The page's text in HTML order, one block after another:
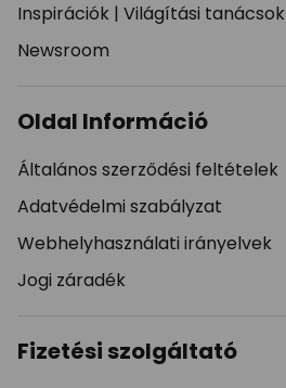
Inspirációk | Világítási tanácsok
Newsroom
Oldal Információ
Általános szerződési feltételek
Adatvédelmi szabályzat
Webhelyhasználati irányelvek
Jogi záradék
Fizetési szolgáltató